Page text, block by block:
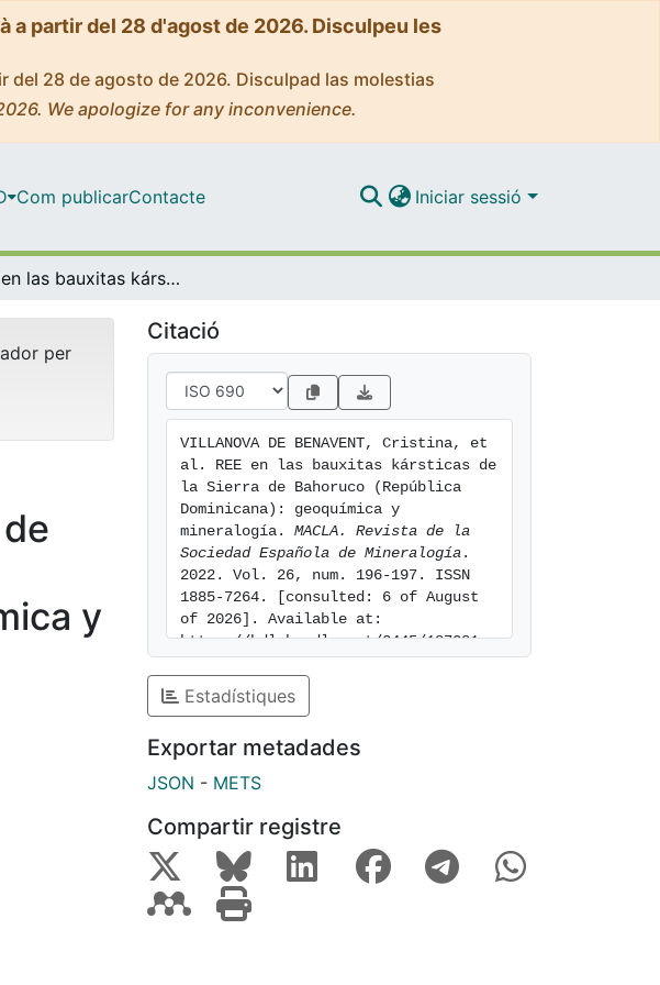
a partir del 28 d'agost de 2026. Disculpeu les
del 28 de agosto de 2026. Disculpad las molestias
We apologize for any inconvenience.
Com publicarContacte Iniciar sessió
REE en las bauxitas kársticas de la Sierra de Bahoruco (República Dominicana): geoquímica y mineralogía
per
y
Citació
VILLANOVA DE BENAVENT, Cristina, et
al. REE en las bauxitas kársticas de
la Sierra de Bahoruco (República
Dominicana): geoquímica y
mineralogía. MACLA. Revista de la
Sociedad Española de Mineralogía .
2022. Vol. 26, num. 196-197. ISSN
1885-7264. [consulted: 6 of August
of 2026]. Available at:
https://hdl.handle.net/2445/187081
Estadístiques
Exportar metadades
JSON - METS
Compartir registre